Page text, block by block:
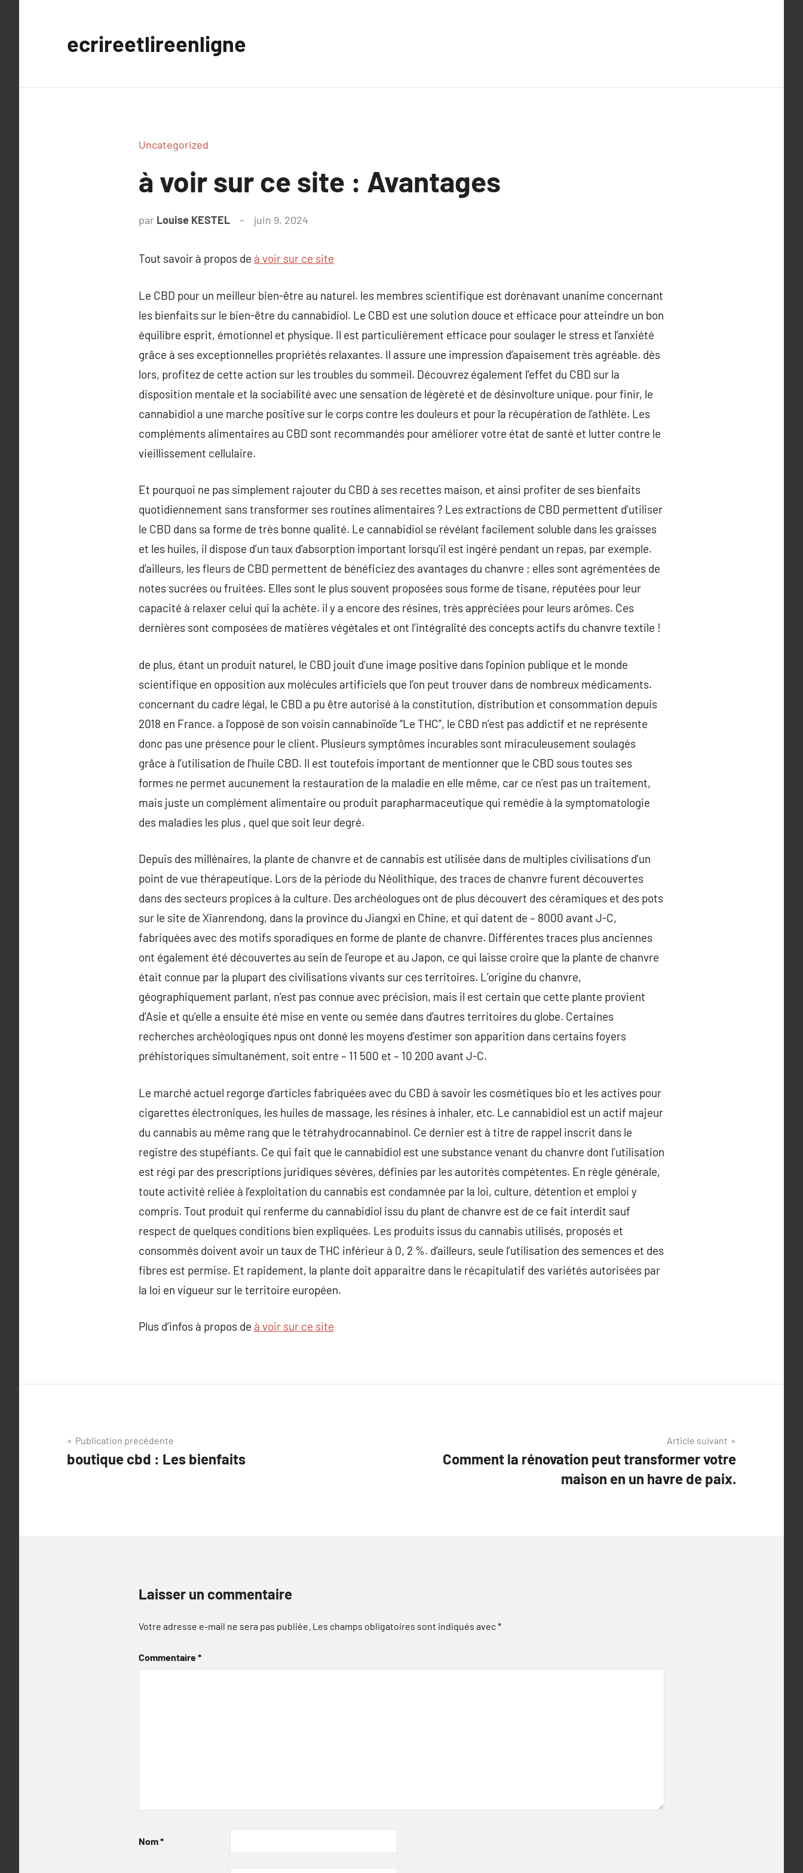
ecrireetlireenligne
Uncategorized
à voir sur ce site : Avantages
par Louise KESTEL juin 9, 2024
Tout savoir à propos de à voir sur ce site
Le CBD pour un meilleur bien-être au naturel. les membres scientifique est dorénavant unanime concernant
les bienfaits sur le bien-être du cannabidiol. Le CBD est une solution douce et efficace pour atteindre un bon
équilibre esprit, émotionnel et physique. Il est particulièrement efficace pour soulager le stress et l’anxiété
grâce à ses exceptionnelles propriétés relaxantes. Il assure une impression d’apaisement très agréable. dès
lors, profitez de cette action sur les troubles du sommeil. Découvrez également l’effet du CBD sur la
disposition mentale et la sociabilité avec une sensation de légèreté et de désinvolture unique. pour finir, le
cannabidiol a une marche positive sur le corps contre les douleurs et pour la récupération de l’athlète. Les
compléments alimentaires au CBD sont recommandés pour améliorer votre état de santé et lutter contre le
vieillissement cellulaire.
Et pourquoi ne pas simplement rajouter du CBD à ses recettes maison, et ainsi profiter de ses bienfaits
quotidiennement sans transformer ses routines alimentaires ? Les extractions de CBD permettent d’utiliser
le CBD dans sa forme de très bonne qualité. Le cannabidiol se révélant facilement soluble dans les graisses
et les huiles, il dispose d’un taux d’absorption important lorsqu’il est ingéré pendant un repas, par exemple.
d’ailleurs, les fleurs de CBD permettent de bénéficiez des avantages du chanvre ; elles sont agrémentées de
notes sucrées ou fruitées. Elles sont le plus souvent proposées sous forme de tisane, réputées pour leur
capacité à relaxer celui qui la achète. il y a encore des résines, très appréciées pour leurs arômes. Ces
dernières sont composées de matières végétales et ont l’intégralité des concepts actifs du chanvre textile !
de plus, étant un produit naturel, le CBD jouit d’une image positive dans l’opinion publique et le monde
scientifique en opposition aux molécules artificiels que l’on peut trouver dans de nombreux médicaments.
concernant du cadre légal, le CBD a pu être autorisé à la constitution, distribution et consommation depuis
2018 en France. a l’opposé de son voisin cannabinoïde “Le THC”, le CBD n’est pas addictif et ne représente
donc pas une présence pour le client. Plusieurs symptômes incurables sont miraculeusement soulagés
grâce à l’utilisation de l’huile CBD. Il est toutefois important de mentionner que le CBD sous toutes ses
formes ne permet aucunement la restauration de la maladie en elle même, car ce n’est pas un traitement,
mais juste un complément alimentaire ou produit parapharmaceutique qui remédie à la symptomatologie
des maladies les plus , quel que soit leur degré.
Depuis des millénaires, la plante de chanvre et de cannabis est utilisée dans de multiples civilisations d’un
point de vue thérapeutique. Lors de la période du Néolithique, des traces de chanvre furent découvertes
dans des secteurs propices à la culture. Des archéologues ont de plus découvert des céramiques et des pots
sur le site de Xianrendong, dans la province du Jiangxi en Chine, et qui datent de – 8000 avant J-C,
fabriquées avec des motifs sporadiques en forme de plante de chanvre. Différentes traces plus anciennes
ont également été découvertes au sein de l’europe et au Japon, ce qui laisse croire que la plante de chanvre
était connue par la plupart des civilisations vivants sur ces territoires. L’origine du chanvre,
géographiquement parlant, n’est pas connue avec précision, mais il est certain que cette plante provient
d’Asie et qu’elle a ensuite été mise en vente ou semée dans d’autres territoires du globe. Certaines
recherches archéologiques npus ont donné les moyens d’estimer son apparition dans certains foyers
préhistoriques simultanément, soit entre – 11 500 et – 10 200 avant J-C.
Le marché actuel regorge d’articles fabriquées avec du CBD à savoir les cosmétiques bio et les actives pour
cigarettes électroniques, les huiles de massage, les résines à inhaler, etc. Le cannabidiol est un actif majeur
du cannabis au même rang que le tétrahydrocannabinol. Ce dernier est à titre de rappel inscrit dans le
registre des stupéfiants. Ce qui fait que le cannabidiol est une substance venant du chanvre dont l’utilisation
est régi par des prescriptions juridiques sévères, définies par les autorités compétentes. En règle générale,
toute activité reliée à l’exploitation du cannabis est condamnée par la loi, culture, détention et emploi y
compris. Tout produit qui renferme du cannabidiol issu du plant de chanvre est de ce fait interdit sauf
respect de quelques conditions bien expliquées. Les produits issus du cannabis utilisés, proposés et
consommés doivent avoir un taux de THC inférieur à 0, 2 %. d’ailleurs, seule l’utilisation des semences et des
fibres est permise. Et rapidement, la plante doit apparaitre dans le récapitulatif des variétés autorisées par
la loi en vigueur sur le territoire européen.
Plus d’infos à propos de à voir sur ce site
Navigation
de
Publication précédente
boutique cbd : Les bienfaits
Article suivant
Comment la rénovation peut transformer votre
maison en un havre de paix.
Laisser un commentaire
Votre adresse e-mail ne sera pas publiée. Les champs obligatoires sont indiqués avec*
Commentaire*
Nom*